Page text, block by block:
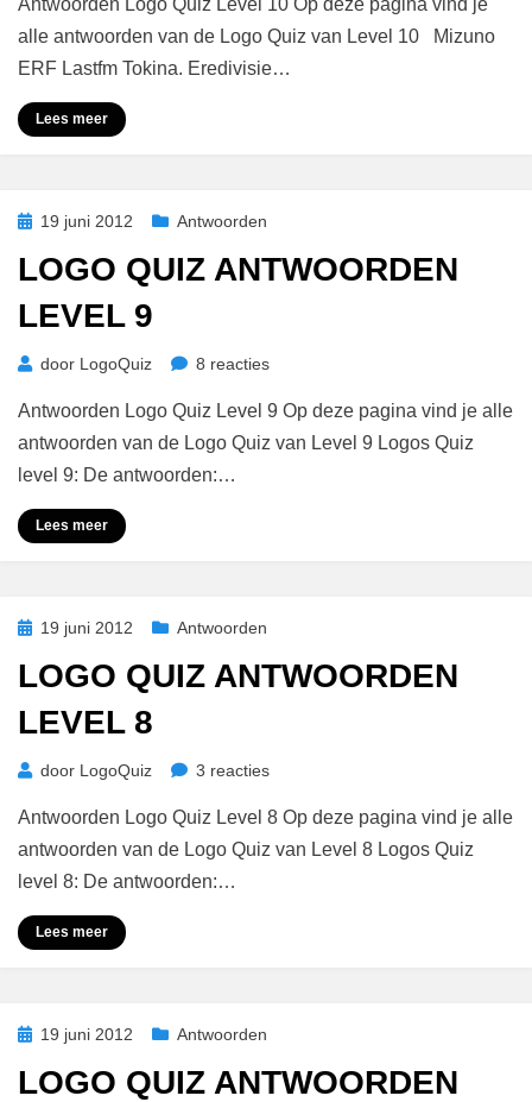
Quiz
Antwoorden
Level
Antwoorden Logo Quiz Level 10 Op deze pagina vind je
alle antwoorden van de Logo Quiz van Level 10 Mizuno
ERF Lastfm Tokina. Eredivisie…
Lees meer
Geplaatst
19 juni 2012 Antwoorden
LOGO QUIZ ANTWOORDEN
LEVEL 9
door LogoQuiz 8 reactiesop
Quiz
Antwoorden
Antwoorden Logo Quiz Level 9 Op deze pagina vind je alle
antwoorden van de Logo Quiz van Level 9 Logos Quiz
level 9: De antwoorden:…
Lees meer
Geplaatst
19 juni 2012 Antwoorden
LOGO QUIZ ANTWOORDEN
LEVEL 8
door LogoQuiz 3 reactiesop
Quiz
Antwoorden
Antwoorden Logo Quiz Level 8 Op deze pagina vind je alle
antwoorden van de Logo Quiz van Level 8 Logos Quiz
level 8: De antwoorden:…
Lees meer
Geplaatst
19 juni 2012 Antwoorden
LOGO QUIZ ANTWOORDEN